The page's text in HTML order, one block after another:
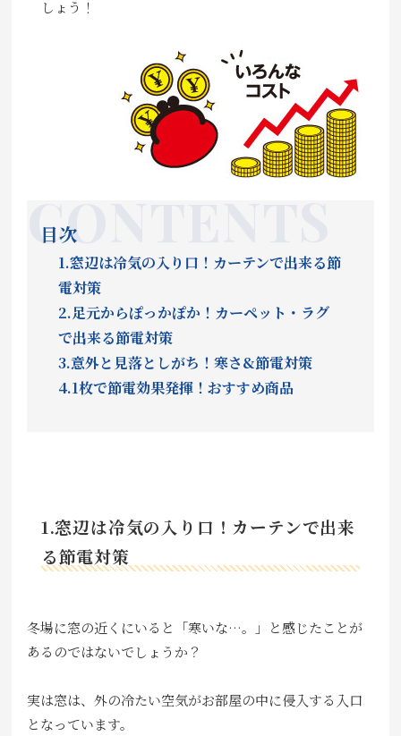
しょう！
目次
1.窓辺は冷気の入り口！カーテンで出来る節
電対策
2.足元からぽっかぽか！カーペット・ラグ
で出来る節電対策
3.意外と見落としがち！寒さ&節電対策
4.1枚で節電効果発揮！おすすめ商品
1.窓辺は冷気の入り口！カーテンで出来
る節電対策
冬場に窓の近くにいると「寒いな…。」と感じたことが
あるのではないでしょうか？
実は窓は、外の冷たい空気がお部屋の中に侵入する入口
となっています。